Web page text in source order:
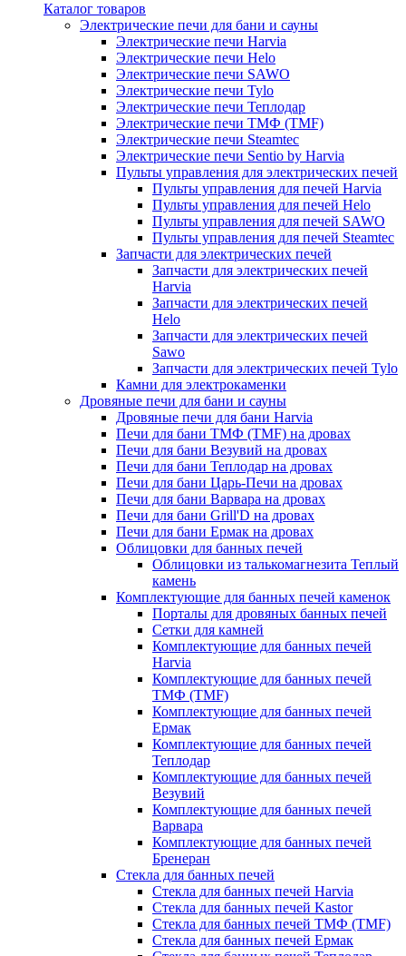
Каталог товаров
Электрические печи для бани и сауны
Электрические печи Harvia
Электрические печи Helo
Электрические печи SAWO
Электрические печи Tylo
Электрические печи Теплодар
Электрические печи ТМФ (TMF)
Электрические печи Steamtec
Электрические печи Sentio by Harvia
Пульты управления для электрических печей
Пульты управления для печей Harvia
Пульты управления для печей Helo
Пульты управления для печей SAWO
Пульты управления для печей Steamtec
Запчасти для электрических печей
Запчасти для электрических печей
Harvia
Запчасти для электрических печей
Helo
Запчасти для электрических печей
Sawo
Запчасти для электрических печей Tylo
Камни для электрокаменки
Дровяные печи для бани и сауны
Дровяные печи для бани Harvia
Печи для бани ТМФ (TMF) на дровах
Печи для бани Везувий на дровах
Печи для бани Теплодар на дровах
Печи для бани Царь-Печи на дровах
Печи для бани Варвара на дровах
Печи для бани Grill'D на дровах
Печи для бани Ермак на дровах
Облицовки для банных печей
Облицовки из талькомагнезита Теплый
камень
Комплектующие для банных печей каменок
Порталы для дровяных банных печей
Сетки для камней
Комплектующие для банных печей
Harvia
Комплектующие для банных печей
ТМФ (TMF)
Комплектующие для банных печей
Ермак
Комплектующие для банных печей
Теплодар
Комплектующие для банных печей
Везувий
Комплектующие для банных печей
Варвара
Комплектующие для банных печей
Бренеран
Стекла для банных печей
Стекла для банных печей Harvia
Стекла для банных печей Kastor
Стекла для банных печей ТМФ (TMF)
Стекла для банных печей Ермак